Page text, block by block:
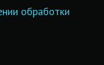
и
обработки